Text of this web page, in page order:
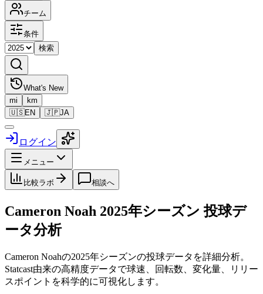
チーム
条件
検索
What's New
mi
km
🇺🇸EN 🇯🇵JA
ログイン
メニュー
比較ラボ 相談へ
Cameron Noah 2025年シーズン 投球デ
ータ分析
Cameron Noahの2025年シーズンの投球データを詳細分析。
Statcast由来の高精度データで球速、回転数、変化量、リリー
スポイントを科学的に可視化します。